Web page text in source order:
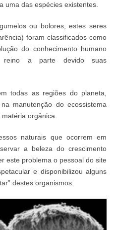
uma das espécies existentes.
ou bolores, estes seres
foram classificados como
do conhecimento humano
reino a parte devido suas
todas as regiões do planeta,
manutenção do ecossistema
orgânica.
naturais que ocorrem em
a beleza do crescimento
este problema o pessoal do site
e disponibilizou alguns
destes organismos.